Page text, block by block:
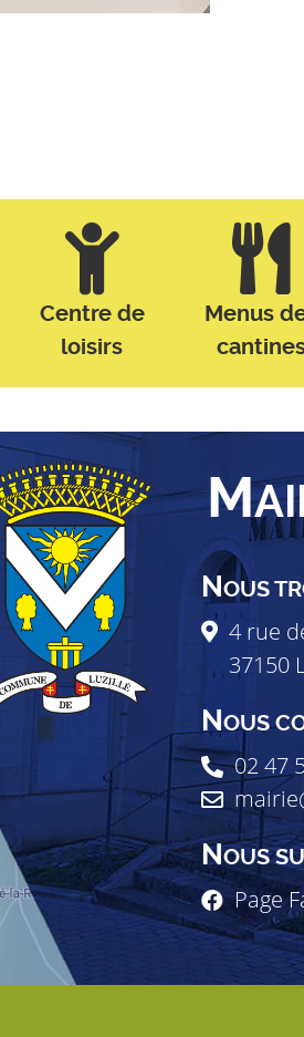
Centre de
loisirs
Menus
M
NOUS
4 rue
37150
NOUS
02 47
NOUS
Page